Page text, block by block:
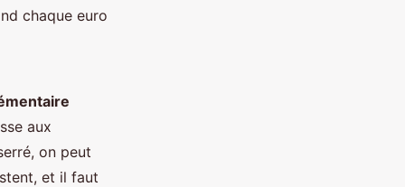
chaque euro
aux
on peut
et il faut